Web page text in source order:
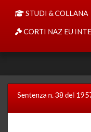
STUDI & COLLANA
CORTI NAZ EU
Sentenza n. 38 del